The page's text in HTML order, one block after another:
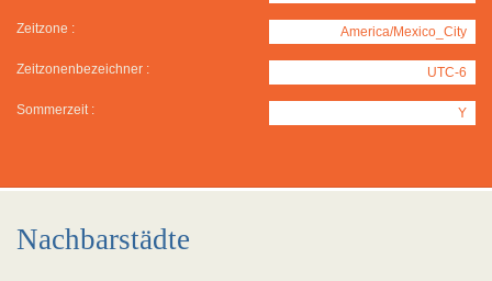
Zeitzone : America/Mexico_City
Zeitzonenbezeichner : UTC-6
Sommerzeit : Y
Nachbarstädte